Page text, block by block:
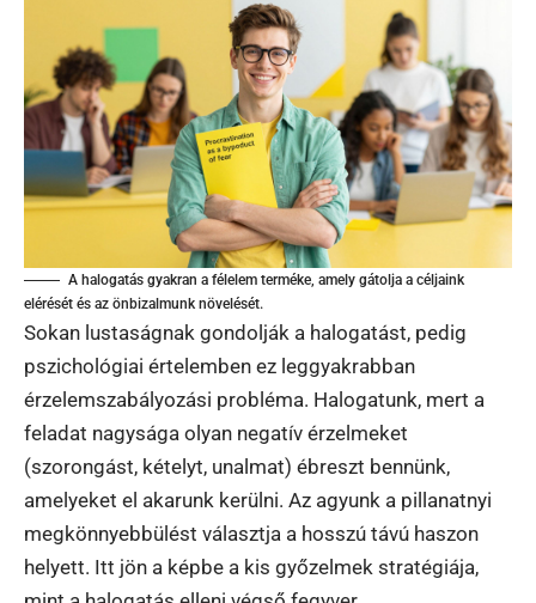
A halogatás gyakran a félelem terméke, amely gátolja a céljaink
elérését és az önbizalmunk növelését.
Sokan lustaságnak gondolják a halogatást, pedig
pszichológiai értelemben ez leggyakrabban
érzelemszabályozási probléma. Halogatunk, mert a
feladat nagysága olyan negatív érzelmeket
(szorongást, kételyt, unalmat) ébreszt bennünk,
amelyeket el akarunk kerülni. Az agyunk a pillanatnyi
megkönnyebbülést választja a hosszú távú haszon
helyett. Itt jön a képbe a kis győzelmek stratégiája,